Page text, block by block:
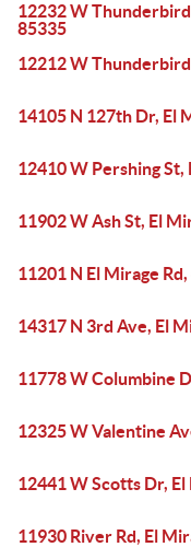
12232 W
85335
12212 W
14105 N 127th Dr, El
12410 W Pershing St,
11902 W Ash St, El
11201 N El Mirage
14317 N 3rd Ave, El
11778 W Columbine
12325 W Valentine
12441 W Scotts Dr,
11930 River Rd, El